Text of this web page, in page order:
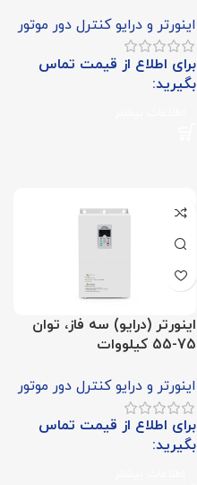
اینورتر و درایو کنترل دور موتور
برای اطلاع از قیمت تماس
بگیرید:
اینورتر (درایو) سه فاز، توان
75-55 کیلووات
اینورتر و درایو کنترل دور موتور
برای اطلاع از قیمت تماس
بگیرید: